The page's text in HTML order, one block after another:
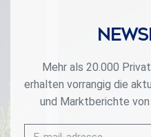
Mehr als 20.000
erhalten vorrangig die
und Marktberichte von